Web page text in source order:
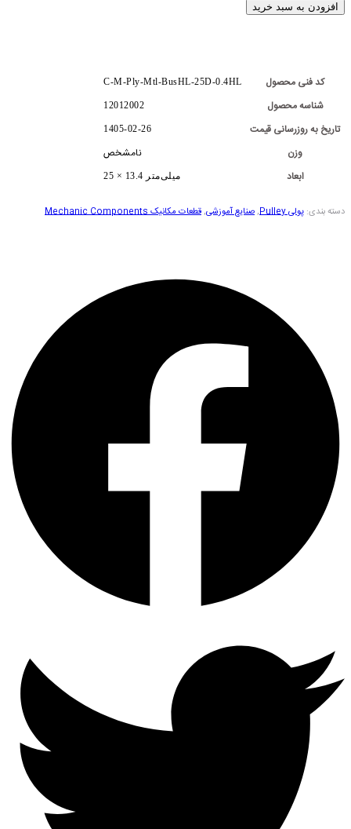
افزودن به سبد خرید
کد فنی محصول C-M-Ply-Mtl-BusHL-25D-0.4HL
شناسه محصول 12012002
تاریخ به روزرسانی قیمت 1405-02-26
وزن
نامشخص
ابعاد
25 × 13.4 میلی‌متر
دسته بندی: پولی Pulley ,صنایع آموزشی,قطعات مکانیک Mechanic Components